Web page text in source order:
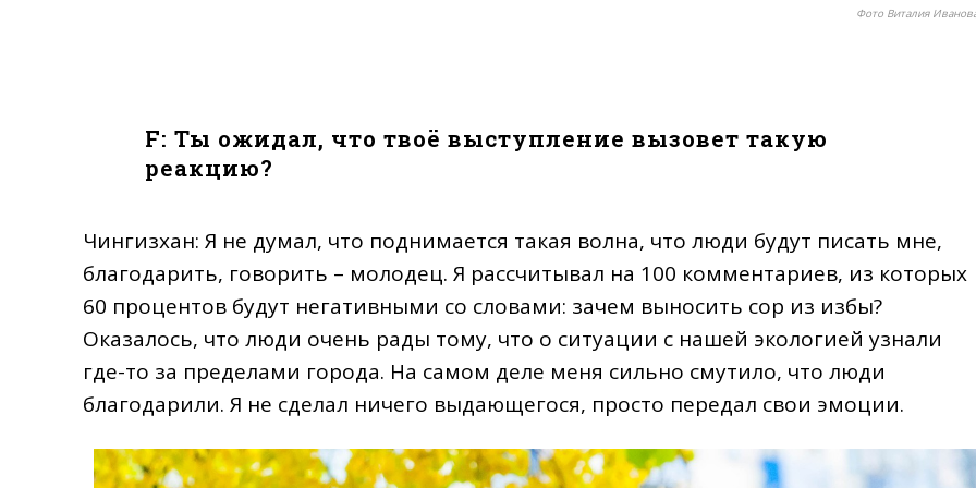
Фото Виталия
F: Ты ожидал, что твоё выступление вызовет такую
реакцию?
Чингизхан: Я не думал, что поднимается такая волна, что люди будут писать мне,
благодарить, говорить – молодец. Я рассчитывал на 100 комментариев, из которых
60 процентов будут негативными со словами: зачем выносить сор из избы?
Оказалось, что люди очень рады тому, что о ситуации с нашей экологией узнали
где-то за пределами города. На самом деле меня сильно смутило, что люди
благодарили. Я не сделал ничего выдающегося, просто передал свои эмоции.